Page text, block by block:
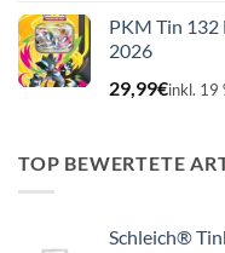
PKM Tin 132
2026
29,99€inkl. 19
TOP BEWERTETE
Schleich®